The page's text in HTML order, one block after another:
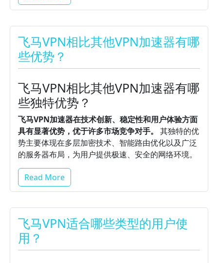
飞马VPN相比其他VPN加速器有哪
些优势？
飞马VPN相比其他VPN加速器有哪
些独特优势？
飞马VPN加速器在技术创新、稳定性和用户体验方面
具有显著优势，优于许多市场竞争对手。
其独特的优
势主要体现在多层加密技术、智能路由优化以及广泛
的服务器布局，为用户提供极速、安全的网络环境。
Read More
飞马VPN适合哪些类型的用户使
用？